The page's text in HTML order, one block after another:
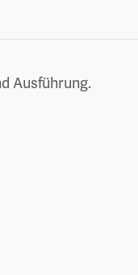
Ausführung.